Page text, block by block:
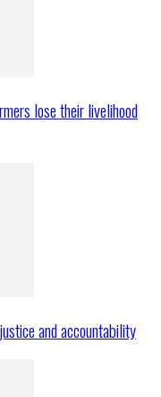
lose their livelihood
and accountability